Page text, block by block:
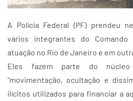
A Polícia Federal (PF) prendeu
vários integrantes do Comando
atuação no Rio de Janeiro e em
Eles fazem parte do núcleo
"movimentação, ocultação e
ilícitos utilizados para financiar a